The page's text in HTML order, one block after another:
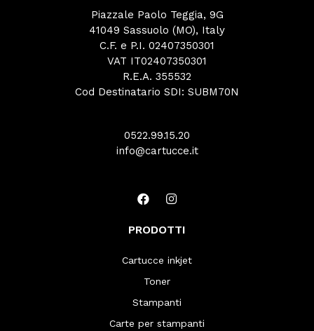
Piazzale Paolo Teggia, 9G
41049 Sassuolo (MO), Italy
C.F. e P.I. 02407350301
VAT IT02407350301
R.E.A. 355532
Cod Destinatario SDI: SUBM70N
0522.99.15.20
info@cartucce.it
PRODOTTI
Cartucce inkjet
Toner
Stampanti
Carte per stampanti